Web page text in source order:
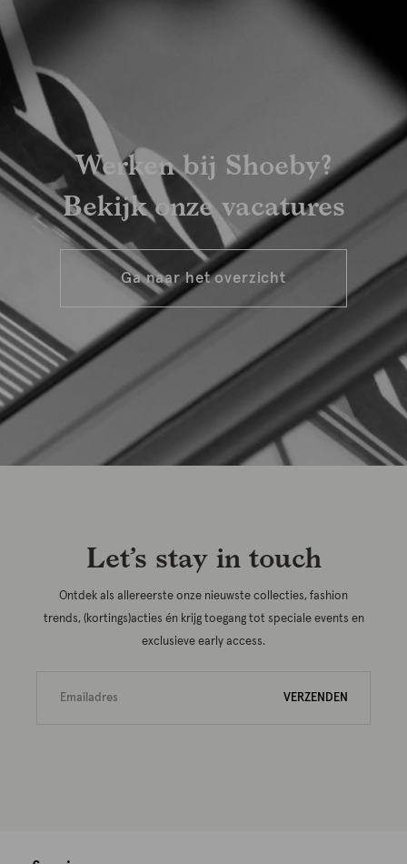
Werken bij Shoeby?
Bekijk onze vacatures
Ga naar het overzicht
Let’s stay in touch
Ontdek als allereerste onze nieuwste collecties, fashion
trends, (kortings)acties én krijg toegang tot speciale events en
exclusieve early access.
VERZENDEN